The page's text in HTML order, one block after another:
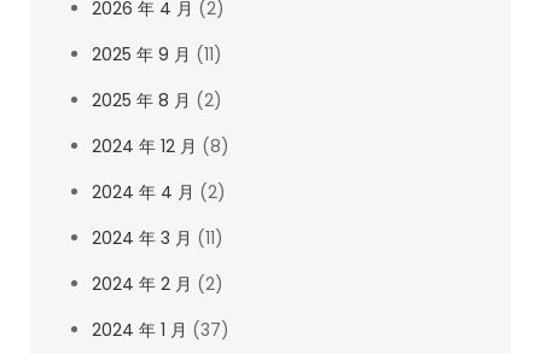
2026 年 4 月 (2)
2025 年 9 月 (11)
2025 年 8 月 (2)
2024 年 12 月 (8)
2024 年 4 月 (2)
2024 年 3 月 (11)
2024 年 2 月 (2)
2024 年 1 月 (37)